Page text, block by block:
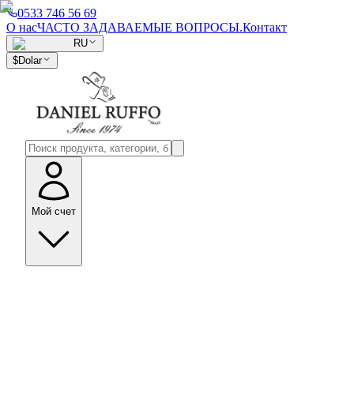
0533 746 56 69
О насЧАСТО ЗАДАВАЕМЫЕ ВОПРОСЫ.Контакт
RU
$Dolar
Мой счет